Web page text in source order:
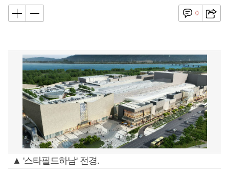
0
▲ '스타필드하남' 전경.